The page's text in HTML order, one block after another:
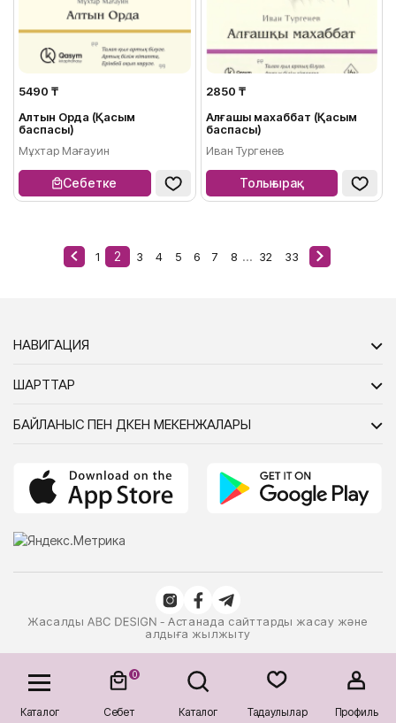
Каталог
0
Себет Каталог Таңдаулылар Профиль
5490 ₸
Алтын Орда (Қасым
баспасы)
Мұхтар Мағауин
Себетке
2850 ₸
Алғашқы махаббат (Қасым
баспасы)
Иван Тургенев
Толығырақ
1 2 3 4 5 6 7 8 ... 32 33
НАВИГАЦИЯ
ШАРТТАР
БАЙЛАНЫС ПЕН ДҮКЕН МЕКЕНЖАЛАРЫ
Жасалды
- Астанада сайттарды жасау және
алдыға жылжыту